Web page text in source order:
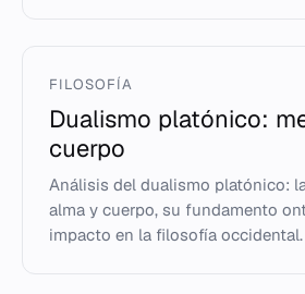
FILOSOFÍA
Dualismo platónico:
cuerpo
Análisis del dualismo platónico:
alma y cuerpo, su fundamento
impacto en la filosofía occidental.